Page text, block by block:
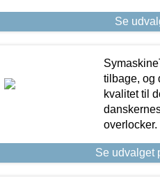
Se
tilbage, og
kvalitet til
Se udvalget